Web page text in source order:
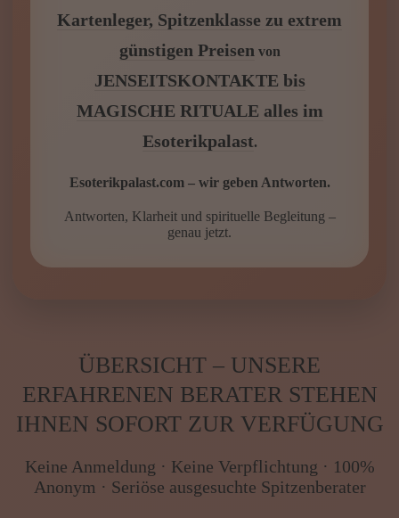
Kartenleger, Spitzenklasse zu extrem
günstigen Preisen von
JENSEITSKONTAKTE bis
MAGISCHE RITUALE alles im
Esoterikpalast.
Esoterikpalast.com – wir geben Antworten.
Antworten, Klarheit und spirituelle Begleitung –
genau jetzt.
ÜBERSICHT – UNSERE
ERFAHRENEN BERATER STEHEN
IHNEN SOFORT ZUR VERFÜGUNG
Keine Anmeldung · Keine Verpflichtung · 100%
Anonym · Seriöse ausgesuchte Spitzenberater